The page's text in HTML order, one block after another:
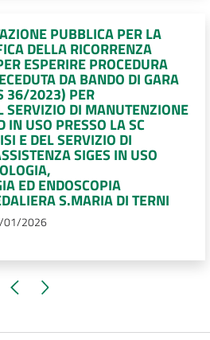
PUBBLICA PER LA
DELLA RICORRENZA
ESPERIRE PROCEDURA
DA BANDO DI GARA
36/2023) PER
SERVIZIO DI MANUTENZIONE
IN USO PRESSO LA SC
E DEL SERVIZIO DI
SIGES IN USO
ED ENDOSCOPIA
S.MARIA DI TERNI
01/2026
Pagina precedente
Pagina successiva